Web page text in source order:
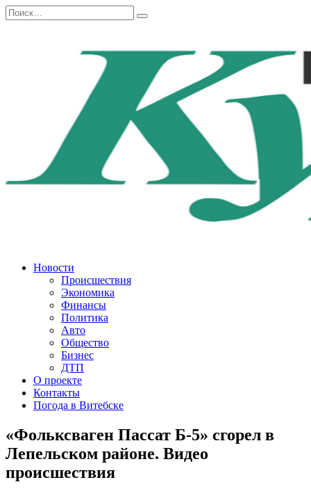
Перейти
к
Search
for:
Новости
Происшествия
Экономика
Финансы
Политика
Авто
Общество
Бизнес
ДТП
О проекте
Контакты
Погода в Витебске
«Фольксваген Пассат Б-5» сгорел в
Лепельском районе. Видео
происшествия